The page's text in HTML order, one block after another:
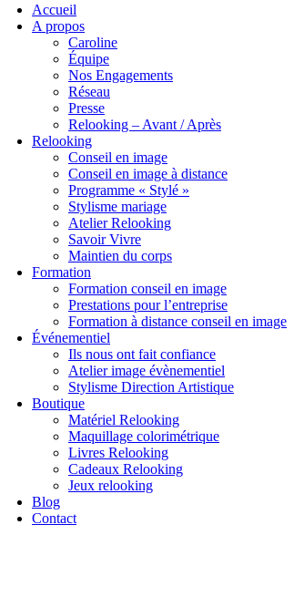
Accueil
A propos
Caroline
Équipe
Nos Engagements
Réseau
Presse
Relooking – Avant / Après
Relooking
Conseil en image
Conseil en image à distance
Programme « Stylé »
Stylisme mariage
Atelier Relooking
Savoir Vivre
Maintien du corps
Formation
Formation conseil en image
Prestations pour l’entreprise
Formation à distance conseil en image
Événementiel
Ils nous ont fait confiance
Atelier image évènementiel
Stylisme Direction Artistique
Boutique
Matériel Relooking
Maquillage colorimétrique
Livres Relooking
Cadeaux Relooking
Jeux relooking
Blog
Contact